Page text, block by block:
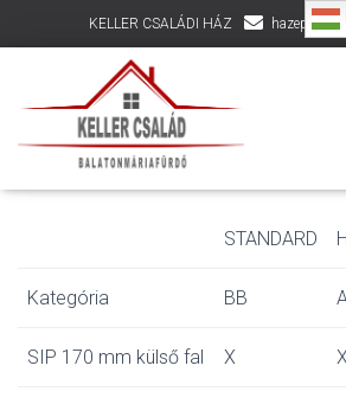
KELLER CSALÁDI HÁZ
Adam-House
lista
STANDARD
Kategória BB
SIP 170 mm külső fal X X